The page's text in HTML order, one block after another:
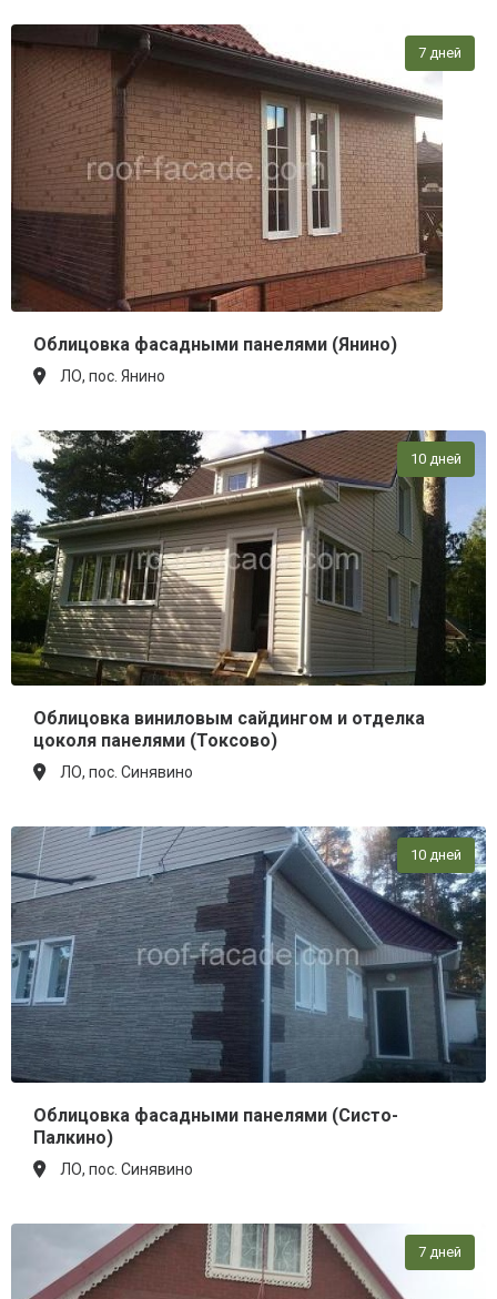
7 дней
Облицовка фасадными панелями (Янино)
ЛО, пос. Янино
10 дней
Облицовка виниловым сайдингом и отделка
цоколя панелями (Токсово)
ЛО, пос. Синявино
10 дней
Облицовка фасадными панелями (Систо-
Палкино)
ЛО, пос. Синявино
7 дней